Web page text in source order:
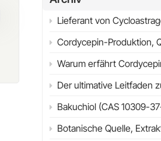
Lieferant von Cycloastragenol (98 % HPLC) | Ultimativer
Cordycepin-Produktion, Qualitätsstandards und
Warum erfährt Cordycepin zunehmend wissenschaftliche Aufmerksamkeit? Struktur,
Der ultimative Leitfaden zu Cordycepin
Bakuchiol (CAS 10309-37-2): Vorteile, Anwendungen, wissenschaftliche Forschung &
Botanische Quelle, Extraktionsverfahren, physikalisch-chemische